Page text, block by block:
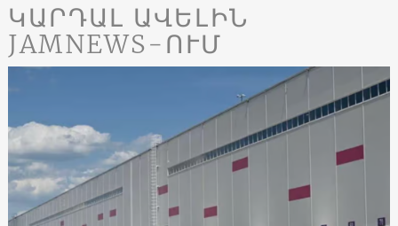
ԿԱՐԴԱԼ ԱՎԵԼԻՆ
JAMNEWS-ՈՒՄ